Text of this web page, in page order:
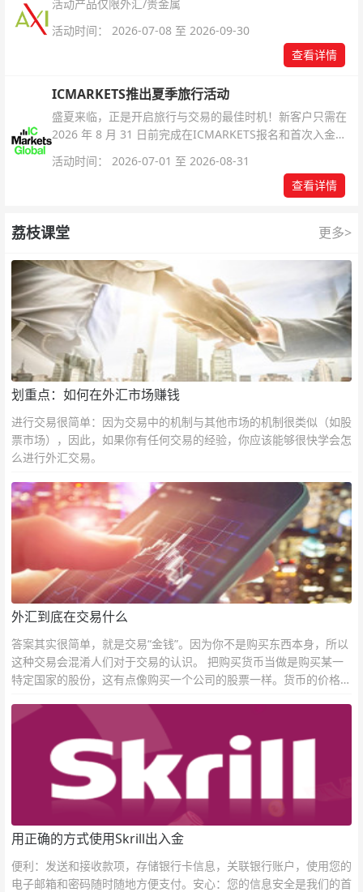
活动产品仅限外汇/贵金属
活动时间： 2026-07-08 至 2026-09-30
查看详情
ICMARKETS推出夏季旅行活动
盛夏来临，正是开启旅行与交易的最佳时机！新客户只需在
2026 年 8 月 31 日前完成在ICMARKETS报名和首次入金即
活动时间： 2026-07-01 至 2026-08-31
查看详情
荔枝课堂 更多>
划重点：如何在外汇市场赚钱
进行交易很简单：因为交易中的机制与其他市场的机制很类似（如股
票市场），因此，如果你有任何交易的经验，你应该能够很快学会怎
么进行外汇交易。
外汇到底在交易什么
答案其实很简单，就是交易“金钱”。因为你不是购买东西本身，所以
这种交易会混淆人们对于交易的认识。 把购买货币当做是购买某一
特定国家的股份，这有点像购买一个公司的股票一样。货币的价格直
用正确的方式使用Skrill出入金
便利：发送和接收款项，存储银行卡信息，关联银行账户，使用您的
电子邮箱和密码随时随地方便支付。安心：您的信息安全是我们的首